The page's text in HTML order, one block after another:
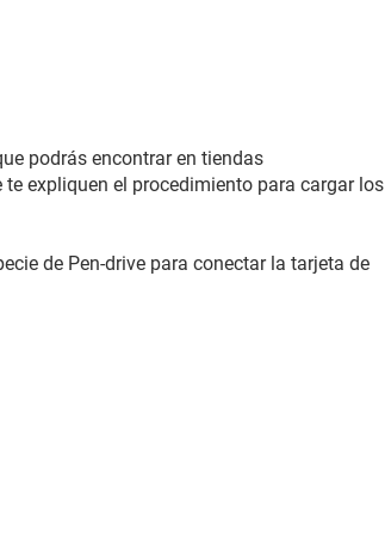
podrás encontrar en tiendas
expliquen el procedimiento para cargar los
de Pen-drive para conectar la tarjeta de